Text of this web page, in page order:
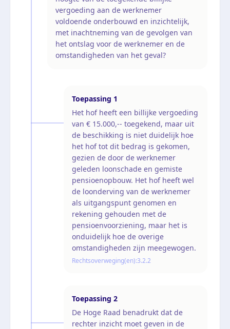
vergoeding aan de werknemer
voldoende onderbouwd en inzichtelijk,
met inachtneming van de gevolgen van
het ontslag voor de werknemer en de
omstandigheden van het geval?
Toepassing 1
Het hof heeft een billijke vergoeding
van € 15.000,-- toegekend, maar uit
de beschikking is niet duidelijk hoe
het hof tot dit bedrag is gekomen,
gezien de door de werknemer
geleden loonschade en gemiste
pensioenopbouw. Het hof heeft wel
de loonderving van de werknemer
als uitgangspunt genomen en
rekening gehouden met de
pensioenvoorziening, maar het is
onduidelijk hoe de overige
omstandigheden zijn meegewogen.
Rechtsoverweging(en):3.2.2
Toepassing 2
De Hoge Raad benadrukt dat de
rechter inzicht moet geven in de